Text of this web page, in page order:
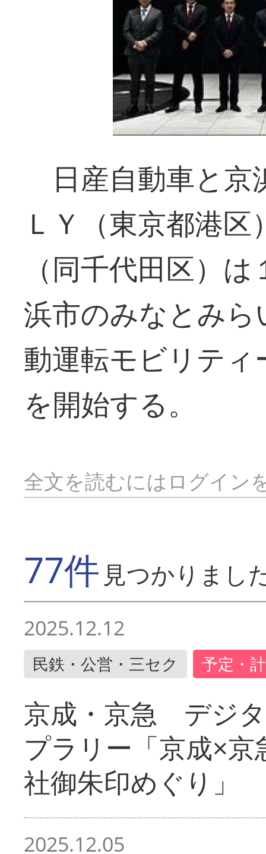
日産自動車と京
ＬＹ（東京都港
（同千代田区）
浜市のみなとみ
動運転モビリテ
を開始する。
全文を読むにはログイン
77件 見つかりまし
2025.12.12
民鉄・公営・三セク 予定・
京成・京急 デジ
プラリー「京成×
社御朱印めぐり」
2025.12.05